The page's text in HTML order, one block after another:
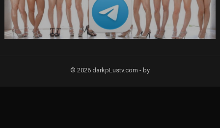
© 2026 darkpLustv.com - by